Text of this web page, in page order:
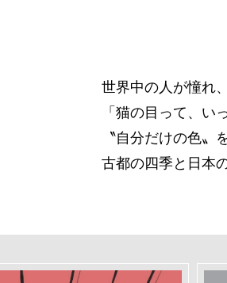
世界中の人が憧れ
「猫の目って、い
〝自分だけの色
古都の四季と日本